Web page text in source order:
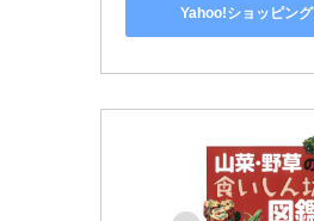
Yahoo!ショッピン